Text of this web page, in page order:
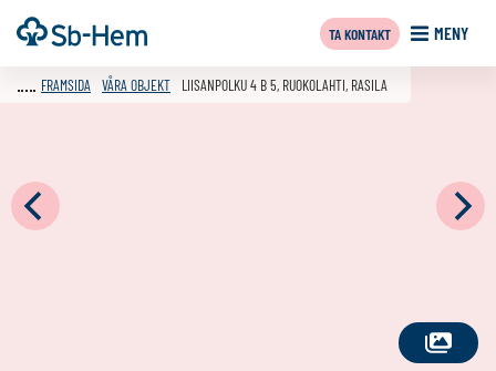
Till
innehållet
Framsida MENY
TA KONTAKT
SE
FRAMSIDA VÅRA OBJEKT LIISANPOLKU 4 B 5, RUOKOLAHTI, RASILA